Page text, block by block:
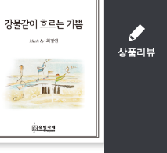
상품리뷰